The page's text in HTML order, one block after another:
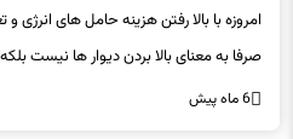
امروزه با بالا رفتن هزینه حامل های انرژی
صرفا به معنای بالا بردن دیوار ها نیست
6 ماه پیش